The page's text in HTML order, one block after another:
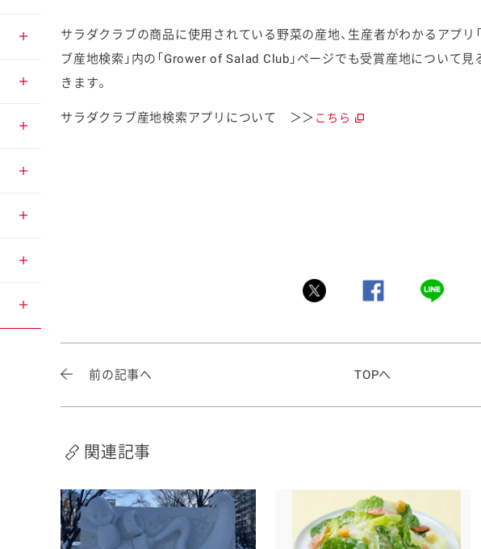
サラダクラブの商品に使用されている野菜の産地、生産者がわかるアプリ
ブ産地検索」内の「Grower of Salad Club」ページでも受賞産地について見
きます。
サラダクラブ産地検索アプリについて ＞＞ こちら
前の記事へ TOPへ
関連記事